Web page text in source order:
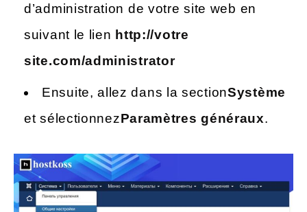
d’administration de votre site web en
suivant le lien http://votre
site.com/administrator
Ensuite, allez dans la sectionSystème
et sélectionnezParamètres généraux.